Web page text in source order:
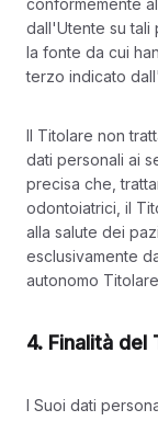
conformemente
dall'Utente su tali
la fonte da cui
terzo indicato
Il Titolare non
dati personali ai
precisa che,
odontoiatrici, il
alla salute dei
esclusivamente
autonomo
4. Finalità del
I Suoi dati